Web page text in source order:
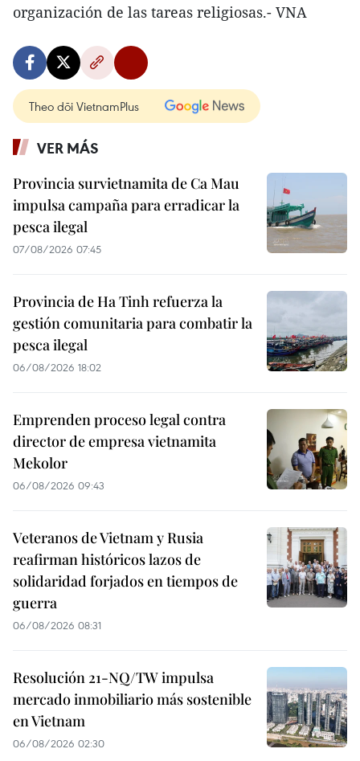
organización de las tareas religiosas.- VNA
Theo dõi VietnamPlus
VER MÁS
Provincia survietnamita de Ca Mau
impulsa campaña para erradicar la
pesca ilegal
07/08/2026 07:45
Provincia de Ha Tinh refuerza la
gestión comunitaria para combatir la
pesca ilegal
06/08/2026 18:02
Emprenden proceso legal contra
director de empresa vietnamita
Mekolor
06/08/2026 09:43
Veteranos de Vietnam y Rusia
reafirman históricos lazos de
solidaridad forjados en tiempos de
guerra
06/08/2026 08:31
Resolución 21-NQ/TW impulsa
mercado inmobiliario más sostenible
en Vietnam
06/08/2026 02:30